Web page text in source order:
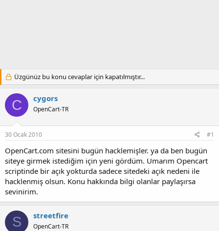
Üzgünüz bu konu cevaplar için kapatılmıştır...
C cygors
OpenCart-TR
30 Ocak 2010 #1
OpenCart.com sitesini bugün hacklemişler. ya da ben bugün
siteye girmek istediğim için yeni gördüm. Umarım Opencart
scriptinde bir açık yokturda sadece sitedeki açık nedeni ile
hacklenmiş olsun. Konu hakkında bilgi olanlar paylaşırsa
sevinirim.
S streetfire
OpenCart-TR